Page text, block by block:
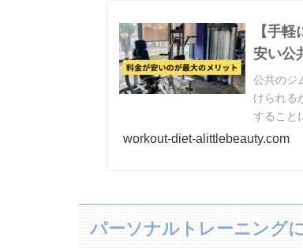
【手
安い公
公共のジ
けられる
すること
てみては
workout-diet-alittlebeauty.com
パーソナルトレーニング